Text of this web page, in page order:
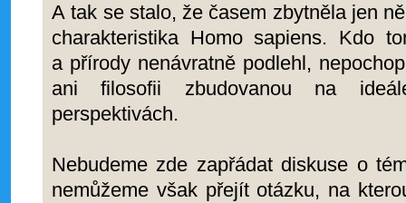
A tak se stalo, že časem zbytněla jen
charakteristika Homo sapiens. Kdo
a přírody nenávratně podlehl,
ani filosofii zbudovanou na
perspektivách.
Nebudeme zde zapřádat diskuse o
nemůžeme však přejít otázku, na